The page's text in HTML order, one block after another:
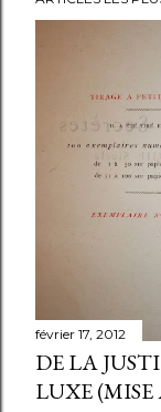
février 17, 2012
DE LA
LUXE